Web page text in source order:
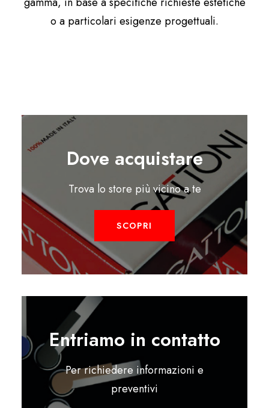
o a particolari esigenze progettuali.
Dove acquistare
Trova lo store più vicino a te
SCOPRI
Entriamo in contatto
Per richiedere informazioni e
preventivi